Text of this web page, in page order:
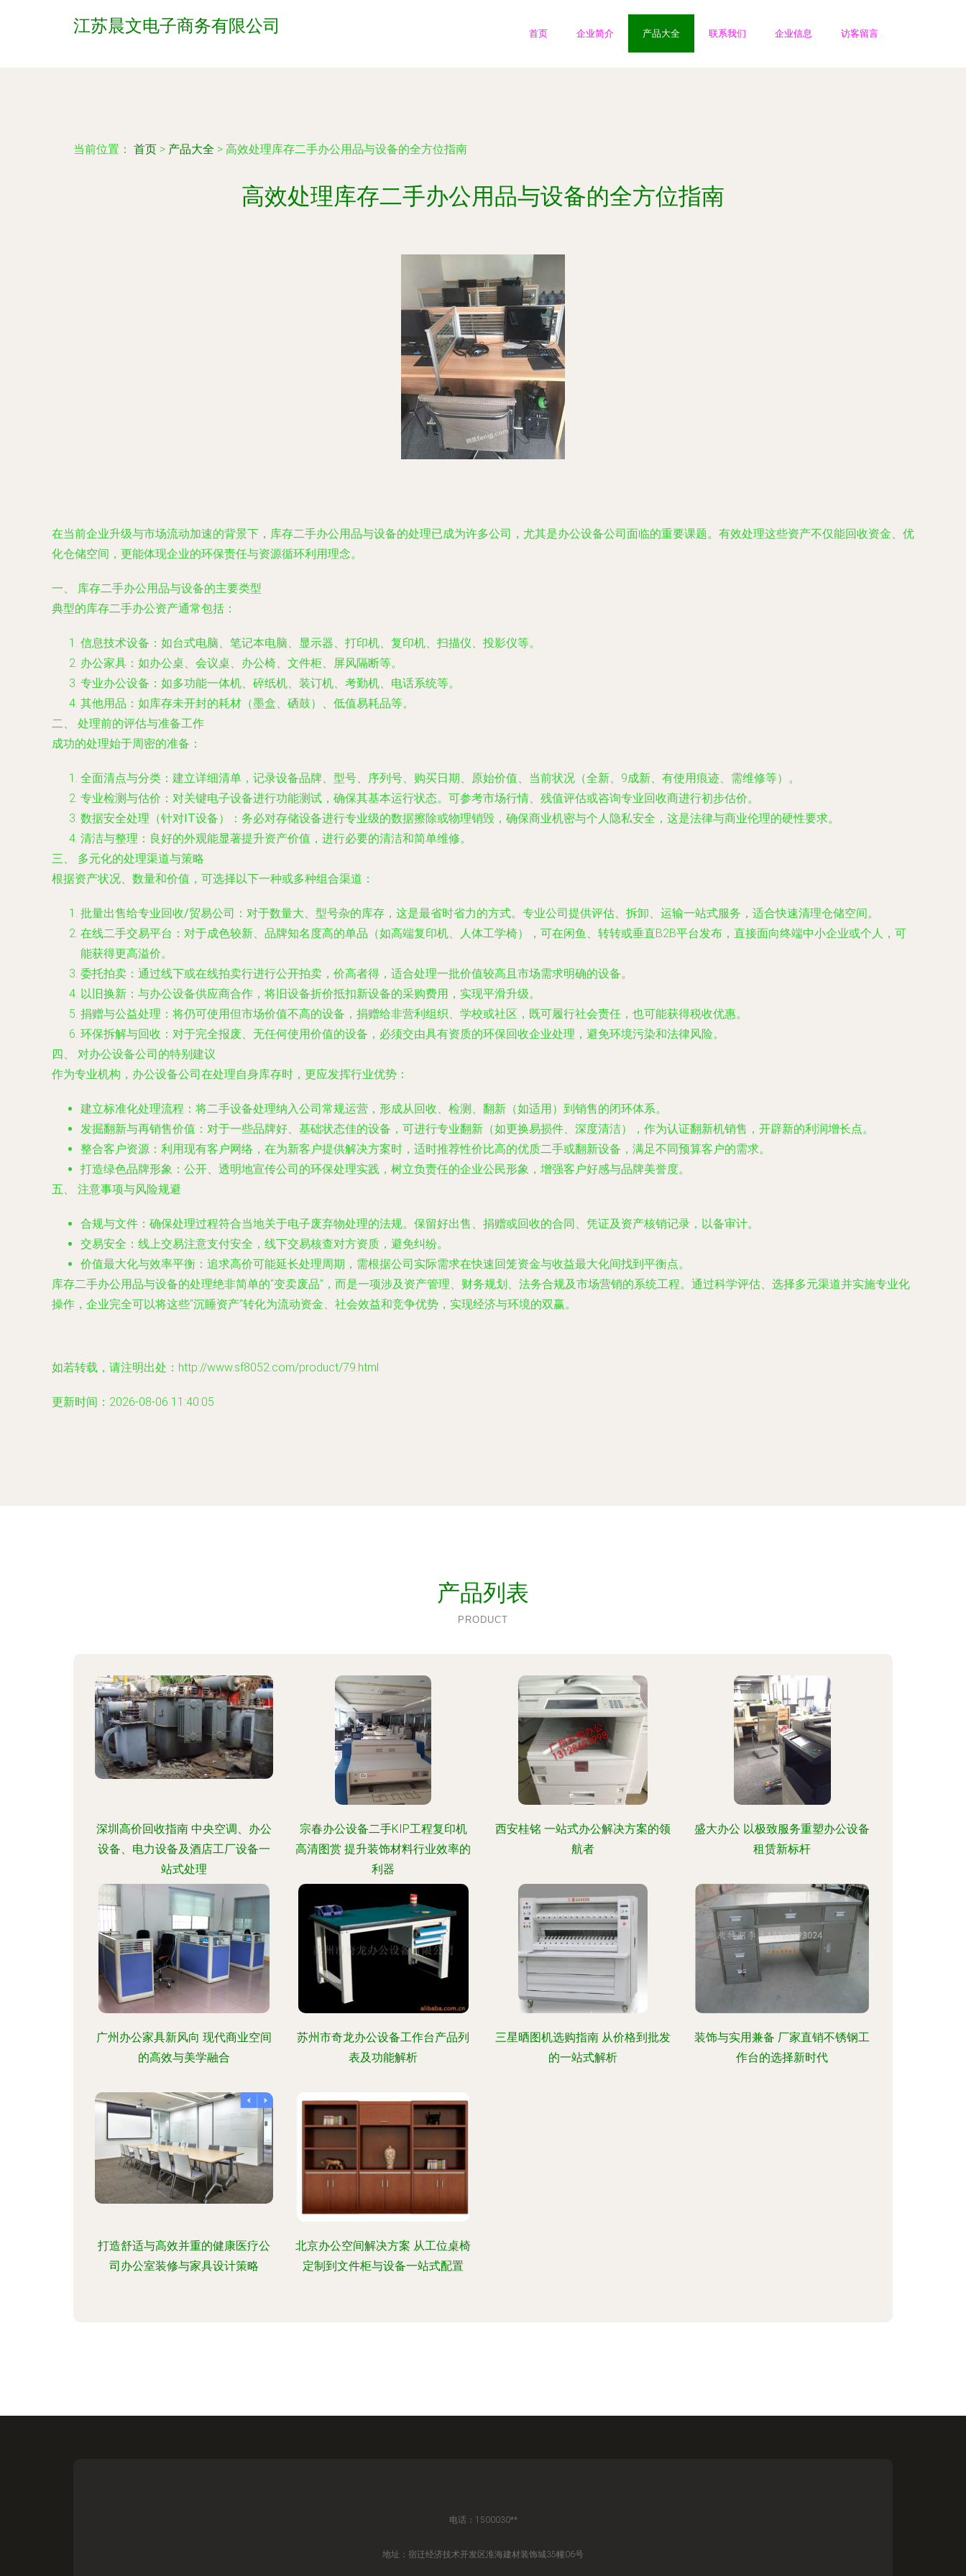
江苏晨文电子商务有限公司 首页 企业简介 产品大全 联系我们 企业信息 访客留言
当前位置： 首页 > 产品大全 > 高效处理库存二手办公用品与设备的全方位指南
高效处理库存二手办公用品与设备的全方位指南
在当前企业升级与市场流动加速的背景下，库存二手办公用品与设备的处理已成为许多公司，尤其是办公设备公司面临的重要课题。有效处理这些资产不仅能回收资金、优
化仓储空间，更能体现企业的环保责任与资源循环利用理念。
一、 库存二手办公用品与设备的主要类型
典型的库存二手办公资产通常包括：
信息技术设备：如台式电脑、笔记本电脑、显示器、打印机、复印机、扫描仪、投影仪等。
办公家具：如办公桌、会议桌、办公椅、文件柜、屏风隔断等。
专业办公设备：如多功能一体机、碎纸机、装订机、考勤机、电话系统等。
其他用品：如库存未开封的耗材（墨盒、硒鼓）、低值易耗品等。
二、 处理前的评估与准备工作
成功的处理始于周密的准备：
全面清点与分类 ：建立详细清单，记录设备品牌、型号、序列号、购买日期、原始价值、当前状况（全新、9成新、有使用痕迹、需维修等）。
专业检测与估价 ：对关键电子设备进行功能测试，确保其基本运行状态。可参考市场行情、残值评估或咨询专业回收商进行初步估价。
数据安全处理（针对IT设备）
：务必对存储设备进行专业级的数据擦除或物理销毁，确保商业机密与个人隐私安全，这是法律与商业伦理的硬性要求。
清洁与整理 ：良好的外观能显著提升资产价值，进行必要的清洁和简单维修。
三、 多元化的处理渠道与策略
根据资产状况、数量和价值，可选择以下一种或多种组合渠道：
批量出售给专业回收/贸易公司 ：对于数量大、型号杂的库存，这是最省时省力的方式。专业公司提供评估、拆卸、运输一站式服务，适合快速清理仓储空间。
在线二手交易平台 ：对于成色较新、品牌知名度高的单品（如高端复印机、人体工学椅），可在闲鱼、转转或垂直B2B平台发布，直接面向终端中小企业或个人，可
能获得更高溢价。
委托拍卖 ：通过线下或在线拍卖行进行公开拍卖，价高者得，适合处理一批价值较高且市场需求明确的设备。
以旧换新 ：与办公设备供应商合作，将旧设备折价抵扣新设备的采购费用，实现平滑升级。
捐赠与公益处理 ：将仍可使用但市场价值不高的设备，捐赠给非营利组织、学校或社区，既可履行社会责任，也可能获得税收优惠。
环保拆解与回收 ：对于完全报废、无任何使用价值的设备，必须交由具有资质的环保回收企业处理，避免环境污染和法律风险。
四、 对办公设备公司的特别建议
作为专业机构，办公设备公司在处理自身库存时，更应发挥行业优势：
建立标准化处理流程 ：将二手设备处理纳入公司常规运营，形成从回收、检测、翻新（如适用）到销售的闭环体系。
发掘翻新与再销售价值 ：对于一些品牌好、基础状态佳的设备，可进行专业翻新（如更换易损件、深度清洁），作为认证翻新机销售，开辟新的利润增长点。
整合客户资源 ：利用现有客户网络，在为新客户提供解决方案时，适时推荐性价比高的优质二手或翻新设备，满足不同预算客户的需求。
打造绿色品牌形象 ：公开、透明地宣传公司的环保处理实践，树立负责任的企业公民形象，增强客户好感与品牌美誉度。
五、 注意事项与风险规避
合规与文件 ：确保处理过程符合当地关于电子废弃物处理的法规。保留好出售、捐赠或回收的合同、凭证及资产核销记录，以备审计。
交易安全 ：线上交易注意支付安全，线下交易核查对方资质，避免纠纷。
价值最大化与效率平衡 ：追求高价可能延长处理周期，需根据公司实际需求在快速回笼资金与收益最大化间找到平衡点。
库存二手办公用品与设备的处理绝非简单的“变卖废品”，而是一项涉及资产管理、财务规划、法务合规及市场营销的系统工程。通过科学评估、选择多元渠道并实施专业化
操作，企业完全可以将这些“沉睡资产”转化为流动资金、社会效益和竞争优势，实现经济与环境的双赢。
如若转载，请注明出处：http://www.sf8052.com/product/79.html
更新时间：2026-08-06 11:40:05
产品列表
PRODUCT
深圳高价回收指南 中央空调、办公
设备、电力设备及酒店工厂设备一
站式处理
宗春办公设备二手KIP工程复印机
高清图赏 提升装饰材料行业效率的
利器
西安桂铭 一站式办公解决方案的领
航者
盛大办公 以极致服务重塑办公设备
租赁新标杆
广州办公家具新风向 现代商业空间
的高效与美学融合
苏州市奇龙办公设备工作台产品列
表及功能解析
三星晒图机选购指南 从价格到批发
的一站式解析
装饰与实用兼备 厂家直销不锈钢工
作台的选择新时代
打造舒适与高效并重的健康医疗公
司办公室装修与家具设计策略
北京办公空间解决方案 从工位桌椅
定制到文件柜与设备一站式配置
电话：1500030**
地址：宿迁经济技术开发区淮海建材装饰城35幢06号